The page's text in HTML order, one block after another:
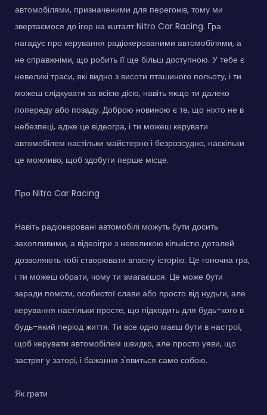
автомобілями, призначеними для перегонів, тому ми
звертаємося до ігор на кшталт Nitro Car Racing. Гра
нагадує про керування радіокерованими автомобілями, а
не справжніми, що робить її ще більш доступною. У тебе є
невеликі траси, які видно з висоти пташиного польоту, і ти
можеш слідкувати за всією дією, навіть якщо ти далеко
попереду або позаду. Доброю новиною є те, що ніхто не в
небезпеці, адже це відеогра, і ти можеш керувати
автомобілем настільки майстерно і безрозсудно, наскільки
це можливо, щоб здобути перше місце.
Про Nitro Car Racing
Навіть радіокеровані автомобілі можуть бути досить
захопливими, а відеоігри з невеликою кількістю деталей
дозволяють тобі створювати власну історію. Це гоночна гра,
і ти можеш обрати, чому ти змагаєшся. Це може бути
заради помсти, особистої слави або просто від нудьги, але
керування настільки просте, що підходить для будь-кого в
будь-який період життя. Ти все одно маєш бути в настрої,
щоб керувати автомобілем швидко, але просто уяви, що
застряг у заторі, і бажання з'явиться само собою.
Як грати